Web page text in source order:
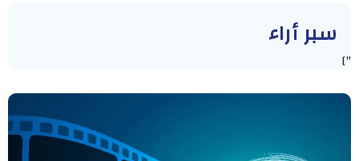
سبر أراء
"]